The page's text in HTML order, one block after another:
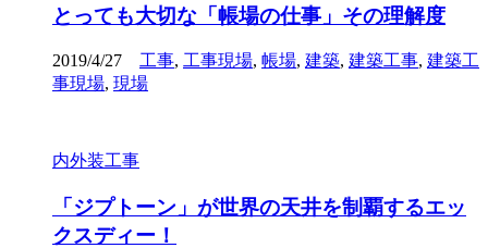
とっても大切な「帳場の仕事」その理解度
2019/4/27 工事, 工事現場, 帳場, 建築, 建築工事, 建築工
事現場, 現場
内外装工事
「ジプトーン」が世界の天井を制覇するエッ
クスディー！